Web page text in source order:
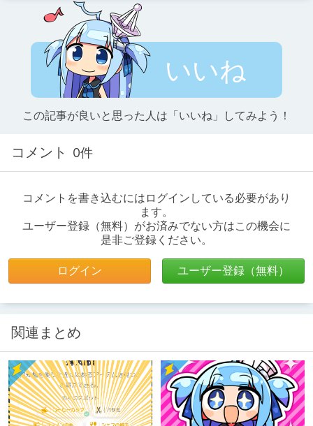
いいね
この記事が良いと思った人は「いいね」してみよう！
コメント 0件
コメントを書き込むにはログインしている必要があり
ます。
ユーザー登録（無料）がお済みでない方はこの機会に
是非ご登録ください。
ログイン ユーザー登録（無料）
関連まとめ